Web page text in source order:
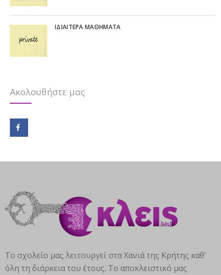
IΔΙΑΊΤΕΡΑ ΜΑΘΉΜΑΤΑ
Ακολουθήστε μας
Το σχολείο μας λειτουργεί στα Χανιά της Κρήτης καθ'
όλη τη διάρκεια του έτους. Το αποκλειστικό μας